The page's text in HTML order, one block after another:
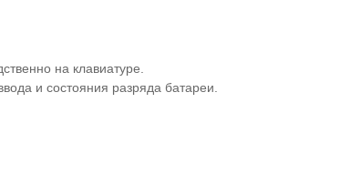
на клавиатуре.
и состояния разряда батареи.